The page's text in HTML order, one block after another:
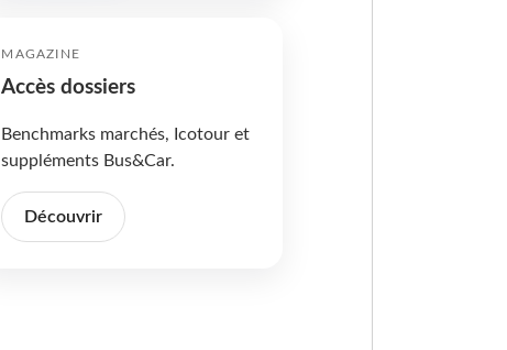
MAGAZINE
Accès dossiers
Benchmarks marchés, Icotour et
suppléments Bus&Car.
Découvrir